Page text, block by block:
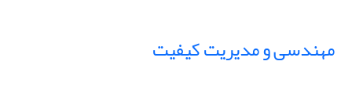
مهندسی و مدیریت کیفیت